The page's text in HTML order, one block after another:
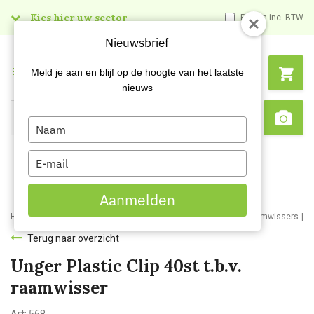
Kies hier uw sector Prijzen inc. BTW
Search
Menu
Home Webshop Schoonmaakartikelen Glasbewassing Raamwissers
Terug naar overzicht
Unger Plastic Clip 40st t.b.v.
raamwisser
Nieuwsbrief
Meld je aan en blijf op de hoogte van het laatste
nieuws
Type
your
name
Type
your
email
Aanmelden